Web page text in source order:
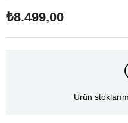
₺8.499,00
Ürün